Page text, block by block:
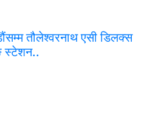
तौलेश्वरनाथ एसी डिलक्स
स्टेशन..